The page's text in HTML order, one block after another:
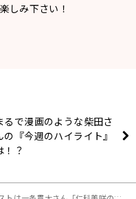
しみ下さい！
るで漫画のような柴田さ
の『今週のハイライト』
！？